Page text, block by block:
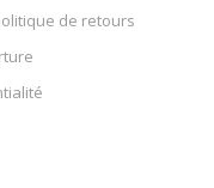
de retours